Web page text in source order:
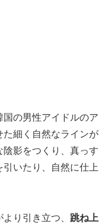
国の男性アイドルのア
細く自然なラインが
影をつくり、真っす
いたり、自然に仕上
り引き立つ、 跳ね上